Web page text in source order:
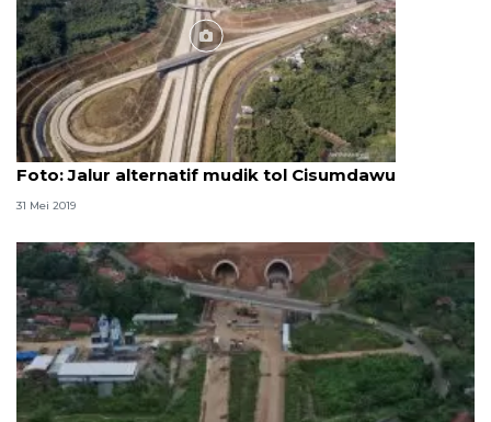
Foto
Foto: Jalur alternatif mudik tol Cisumdawu
31 Mei 2019